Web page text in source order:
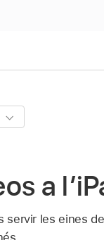
a
les eines